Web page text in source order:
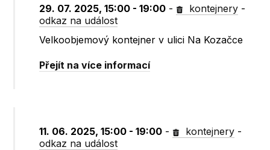
29. 07. 2025, 15:00 - 19:00 - kontejnery -
odkaz na událost
Velkoobjemový kontejner v ulici Na Kozačce
Přejít na více informací
11. 06. 2025, 15:00 - 19:00 - kontejnery -
odkaz na událost